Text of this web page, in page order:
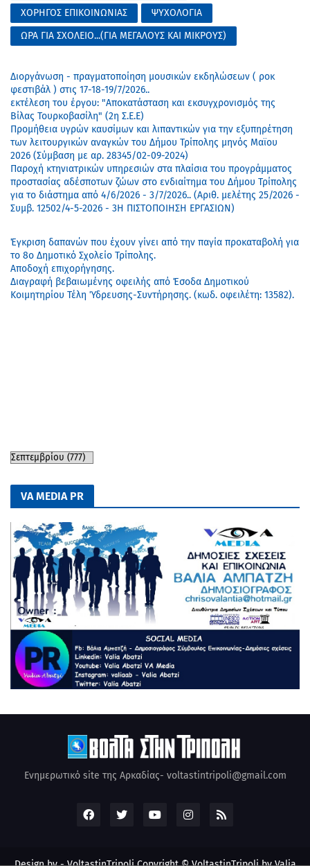
ΧΟΡΗΓΟΣ ΕΠΙΚΟΙΝΩΝΙΑΣ
ΨΥΧΟΛΟΓΙΑ
ΩΡΑ ΓΙΑ ΣΧΟΛΕΙΟ...(ΓΙΑ ΜΕΓΑΛΟΥΣ ΚΑΙ ΜΙΚΡΟΥΣ)
Διοργάνωση - πραγματοποίηση μουσικών εκδηλώσεων ( ροκ
φεστιβάλ ) στις 17-18-19/7/2026..
εκτέλεση του έργου: "Αποκατάσταση και εκσυγχρονισμός της
Βίλας Τουρκοβασίλη" (2η Σ.Ε.Ε)
Προμήθεια υγρών καυσίμων και λιπαντικών για την εξυπηρέτηση
των λειτουργικών αναγκών του Δήμου Τρίπολης μηνός Μαϊου
2026 (Σύμβαση με αρ. 28345/02-09-2024)
Παροχή κτηνιατρικών υπηρεσιών στα πλαίσια του προγράμματος
προστασίας αδέσποτων ζώων στο ενδιαίτημα του Δήμου Τρίπολης
για το διάστημα από 4/6/2026 - 3/7/2026.. (Αριθ. μελέτης 25/2026 -
Συμβ. 12502/4-5-2026 - 3Η ΠΙΣΤΟΠΟΙΗΣΗ ΕΡΓΑΣΙΩΝ)
Έγκριση δαπανών που έχουν γίνει από την παγία προκαταβολή για
το 8ο Δημοτικό Σχολείο Τρίπολης.
Αποδοχή επιχορήγησης.
Διαγραφή βεβαιωμένης οφειλής από Έσοδα Δημοτικού
Κοιμητηρίου Τέλη Ύδρευσης-Συντήρησης. (κωδ. οφειλέτη: 13582).
VA MEDIA PR
Ενημερωτικό site της Αρκαδίας- voltastintripoli@gmail.com